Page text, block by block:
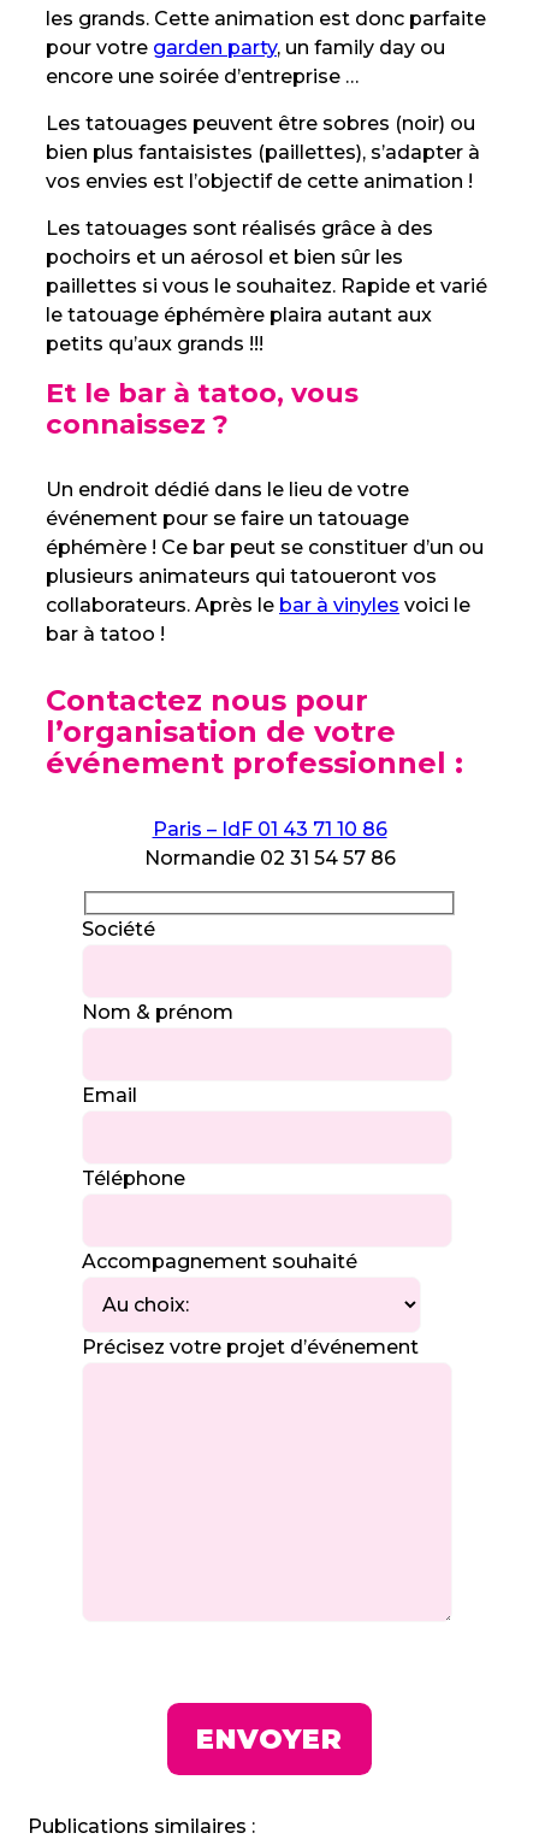
les grands. Cette animation est donc parfaite
pour votre garden party, un family day ou
encore une soirée d’entreprise …
Les tatouages peuvent être sobres (noir) ou
bien plus fantaisistes (paillettes), s’adapter à
vos envies est l’objectif de cette animation !
Les tatouages sont réalisés grâce à des
pochoirs et un aérosol et bien sûr les
paillettes si vous le souhaitez. Rapide et varié
le tatouage éphémère plaira autant aux
petits qu’aux grands !!!
Et le bar à tatoo, vous
connaissez ?
Un endroit dédié dans le lieu de votre
événement pour se faire un tatouage
éphémère ! Ce bar peut se constituer d’un ou
plusieurs animateurs qui tatoueront vos
collaborateurs. Après le bar à vinyles voici le
bar à tatoo !
Contactez nous pour
l’organisation de votre
événement professionnel :
Paris – IdF 01 43 71 10 86
Normandie 02 31 54 57 86
Société
Nom & prénom
Email
Téléphone
Accompagnement souhaité
Précisez votre projet d’événement
Publications similaires :